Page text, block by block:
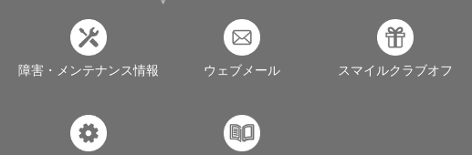
障害・メンテナンス情報 ウェブメール スマイルクラブオフ